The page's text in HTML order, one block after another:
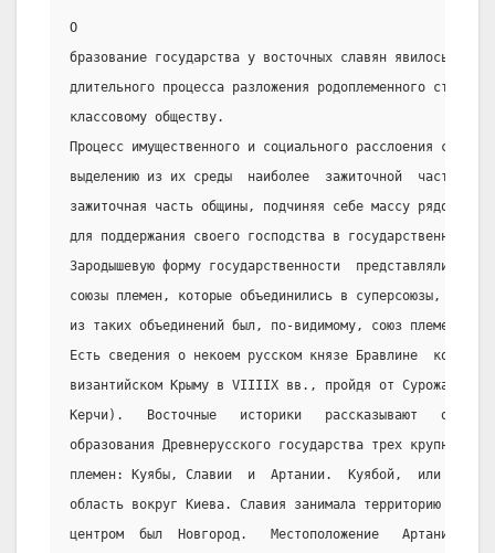
О
бразование государства у восточных славян явилось
длительного процесса разложения родоплеменного строя и
классовому обществу.
Процесс имущественного и социального расслоения
выделению из их среды  наиболее  зажиточной  части.
зажиточная часть общины, подчиняя себе массу рядовых
для поддержания своего господства в государственных
Зародышевую форму государственности  представляли
союзы племен, которые объединились в суперсоюзы,
из таких объединений был, по-видимому, союз племен во
Есть сведения о некоем русском князе Бравлине
византийском Крыму в VIIIIX вв., пройдя от Сурожа до
Керчи).   Восточные   историки   рассказывают   о
образования Древнерусского государства трех крупных
племен: Куябы, Славии  и  Артании.  Куябой,  или
область вокруг Киева. Славия занимала территорию в
центром  был  Новгород.   Местоположение   Артании   —